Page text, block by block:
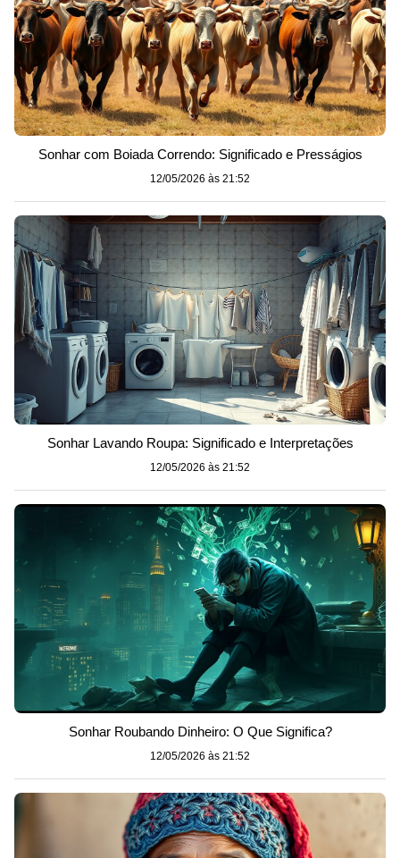
Sonhar com Boiada Correndo: Significado e Presságios
12/05/2026 às 21:52
Sonhar Lavando Roupa: Significado e Interpretações
12/05/2026 às 21:52
Sonhar Roubando Dinheiro: O Que Significa?
12/05/2026 às 21:52